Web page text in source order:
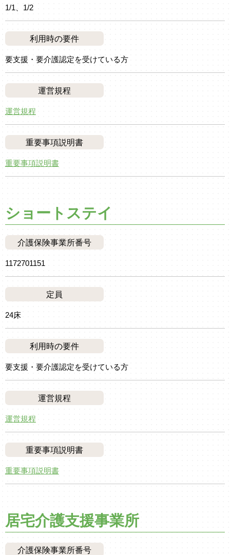
1/1、1/2
利用時の要件
要支援・要介護認定を受けている方
運営規程
運営規程
重要事項説明書
重要事項説明書
ショートステイ
介護保険事業所番号
1172701151
定員
24床
利用時の要件
要支援・要介護認定を受けている方
運営規程
運営規程
重要事項説明書
重要事項説明書
居宅介護支援事業所
介護保険事業所番号